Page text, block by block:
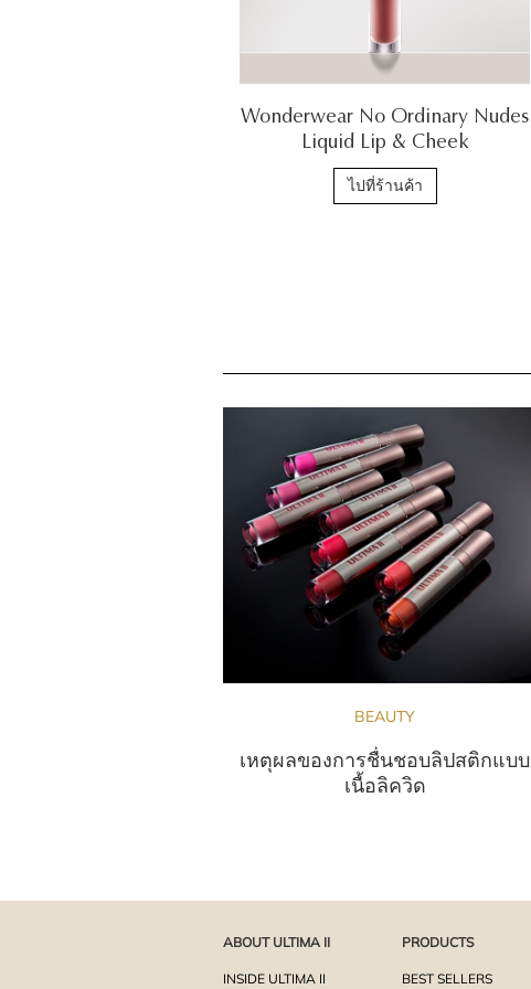
Wonderwear No Ordinary Nudes
Liquid Lip & Cheek
ไปที่ร้านค้า
BEAUTY
เหตุผลของการชื่นชอบลิปสติกแบบ
เนื้อลิควิด
ABOUT ULTIMA II
INSIDE ULTIMA II
PRODUCTS
BEST SELLERS